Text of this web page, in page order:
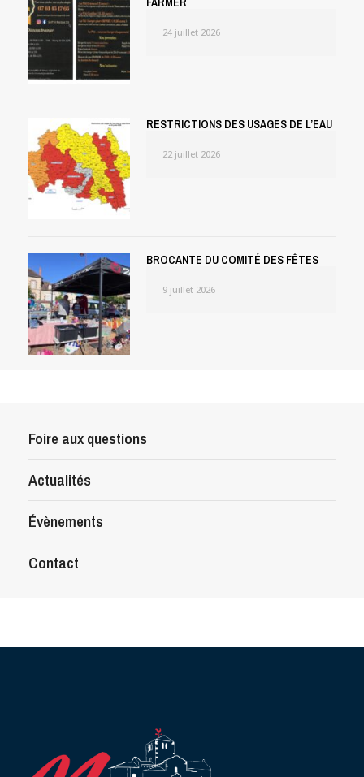
24 juillet 2026
RESTRICTIONS DES USAGES DE L’EAU
22 juillet 2026
BROCANTE DU COMITÉ DES FÊTES
9 juillet 2026
Foire aux questions
Actualités
Évènements
Contact